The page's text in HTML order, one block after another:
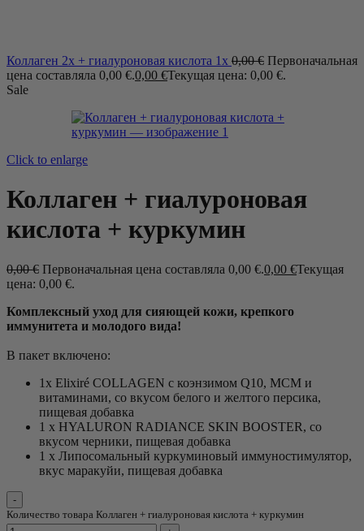
Коллаген 2x + гиалуроновая кислота 1x 0,00€ Первоначальная
цена составляла 0,00 €.0,00 €Текущая цена: 0,00 €.
Sale
Click to enlarge
Коллаген + гиалуроновая
кислота + куркумин
0,00€ Первоначальная цена составляла 0,00 €.0,00 €Текущая
цена: 0,00 €.
Комплексный уход для сияющей кожи, крепкого
иммунитета и молодого вида!
В пакет включено:
1x Elixiré COLLAGEN с коэнзимом Q10, МСМ и
витаминами, со вкусом белого и желтого персика,
пищевая добавка
1 x HYALURON RADIANCE SKIN BOOSTER, со
вкусом черники, пищевая добавка
1 x Липосомальный куркуминовый иммуностимулятор,
вкус маракуйи, пищевая добавка
Количество товара Коллаген + гиалуроновая кислота + куркумин